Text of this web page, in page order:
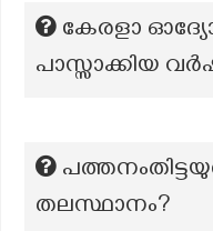
കേരളാ
പാസ്സാക്കിയ
തലസ്ഥാനം?